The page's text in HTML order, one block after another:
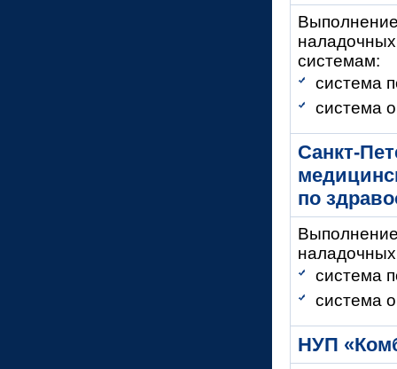
системам:
система
система
Санкт-
по
система
система
НУП